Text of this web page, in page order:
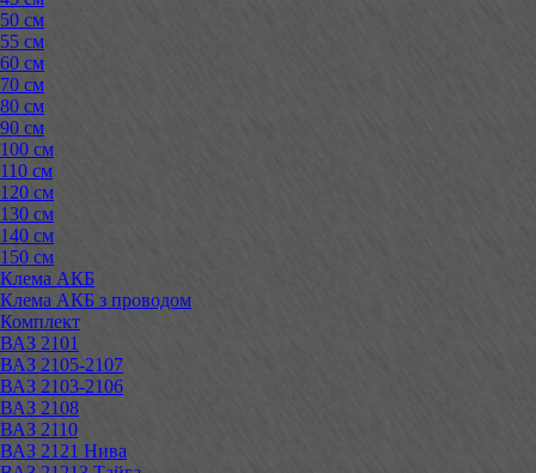
50 см
55 см
60 см
70 см
80 см
90 см
100 см
110 см
120 см
130 см
140 см
150 см
Клема АКБ
Клема АКБ з проводом
Комплект
ВАЗ 2101
ВАЗ 2105-2107
ВАЗ 2103-2106
ВАЗ 2108
ВАЗ 2110
ВАЗ 2121 Нива